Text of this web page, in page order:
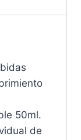
50ml.
de